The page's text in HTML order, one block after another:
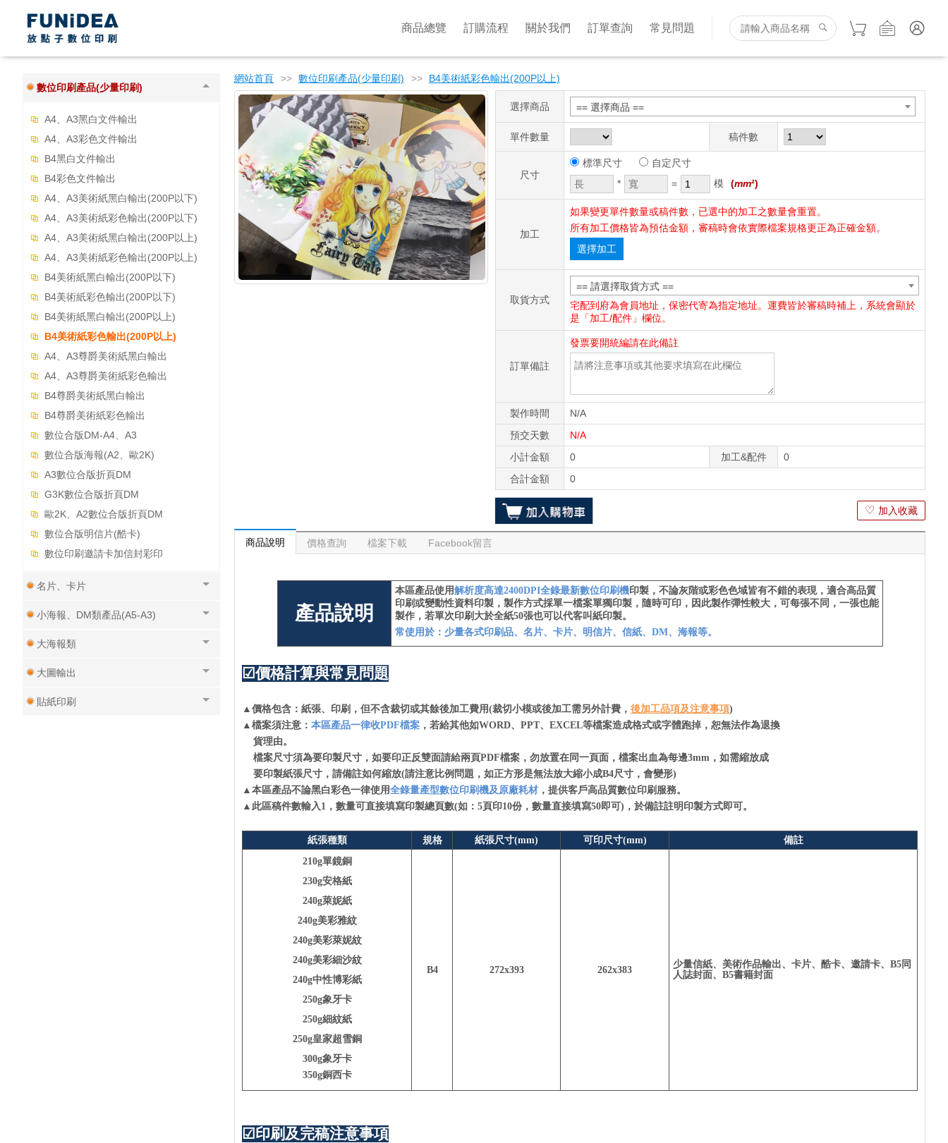
商品總覽 訂購流程 關於我們 訂單查詢 常見問題
書籍印製上傳區
桌曆
數位印刷產品(少量印刷)
A4、A3黑白文件輸出
A4、A3彩色文件輸出
B4黑白文件輸出
B4彩色文件輸出
A4、A3美術紙黑白輸出(200P以下)
A4、A3美術紙彩色輸出(200P以下)
A4、A3美術紙黑白輸出(200P以上)
A4、A3美術紙彩色輸出(200P以上)
B4美術紙黑白輸出(200P以下)
B4美術紙彩色輸出(200P以下)
B4美術紙黑白輸出(200P以上)
B4美術紙彩色輸出(200P以上)
A4、A3尊爵美術紙黑白輸出
A4、A3尊爵美術紙彩色輸出
B4尊爵美術紙黑白輸出
B4尊爵美術紙彩色輸出
數位合版DM-A4、A3
數位合版海報(A2、歐2K)
A3數位合版折頁DM
G3K數位合版折頁DM
歐2K、A2數位合版折頁DM
數位合版明信片(酷卡)
數位印刷邀請卡加信封彩印
名片、卡片
小海報、DM類產品(A5-A3)
大海報類
大圖輸出
貼紙印刷
網站首頁 >> 數位印刷產品(少量印刷) >> B4美術紙彩色輸出(200P以上)
選擇商品 == 選擇商品 ==
單件數量 稿件數
尺寸
標準尺寸
自定尺寸
*
= 模 (mm²)
加工
如果變更單件數量或稿件數，已選中的加工之數量會重置。
所有加工價格皆為預估金額，審稿時會依實際檔案規格更正為正確金額。
選擇加工
取貨方式
== 請選擇取貨方式 ==
宅配到府為會員地址，保密代寄為指定地址。運費皆於審稿時補上，系統會顯於
是「加工/配件」欄位。
訂單備註
發票要開統編請在此備註
製作時間
N/A
預交天數
N/A
小計金額
0 加工&配件
0
合計金額
0
♡ 加入收藏
商品說明 價格查詢 檔案下載 Facebook留言
產品說明
本區產品使用解析度高達2400DPI全錄最新數位印刷機印製，不論灰階或彩色色域皆有不錯的表現，適合高品質
印刷或變動性資料印製， 製作方式採單一檔案單獨印製，隨時可印，因此製作彈性較大，可每張不同，一張也能
製作，若單次印刷大於全紙50張也可以代客叫紙印製。
常使用於：少量各式印刷品、名片、卡片、明信片、信紙、DM、海報等。
☑價格計算與常見問題
▲價格包含：紙張、印刷，但不含裁切或其餘後加工費用(裁切小模或後加工需另外計費， 後加工品項及注意事項)
▲檔案須注意： 本區產品一律收PDF檔案 ，若給其他如WORD、PPT、EXCEL等檔案造成格式或字體跑掉，恕無法作為退換
貨理由。
檔案尺寸須為要印製尺寸，如要印正反雙面請給兩頁PDF檔案，勿放置在同一頁面，檔案出血為每邊3mm，如需縮放成
要印製紙張尺寸，請備註如何縮放(請注意比例問題，如正方形是無法放大縮小成B4尺寸，會變形)
▲本區產品不論黑白彩色一律使用全錄量產型數位印刷機及原廠耗材 ，提供客戶高品質數位印刷服務。
▲此區稿件數輸入1，數量可直接填寫印製總頁數(如：5頁印10份，數量直接填寫50即可)，於備註註明印製方式即可。
紙張種類 規格 紙張尺寸(mm) 可印尺寸(mm)
備註
210g單鏡銅
230g安格紙
240g萊妮紙
240g美彩雅紋
240g美彩萊妮紋
240g美彩細沙紋
240g中性博彩紙
250g象牙卡
250g細紋紙
250g皇家超雪銅
300g象牙卡
350g銅西卡
B4 272x393 262x383
少量信紙、美術作品輸出、卡片、酷卡、邀請卡、B5同
人誌封面、B5書籍封面
☑印刷及完稿注意事項